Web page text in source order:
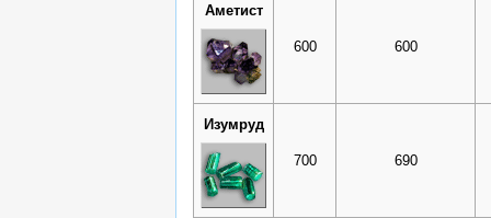
Аметист
600 600
Изумруд
700 690